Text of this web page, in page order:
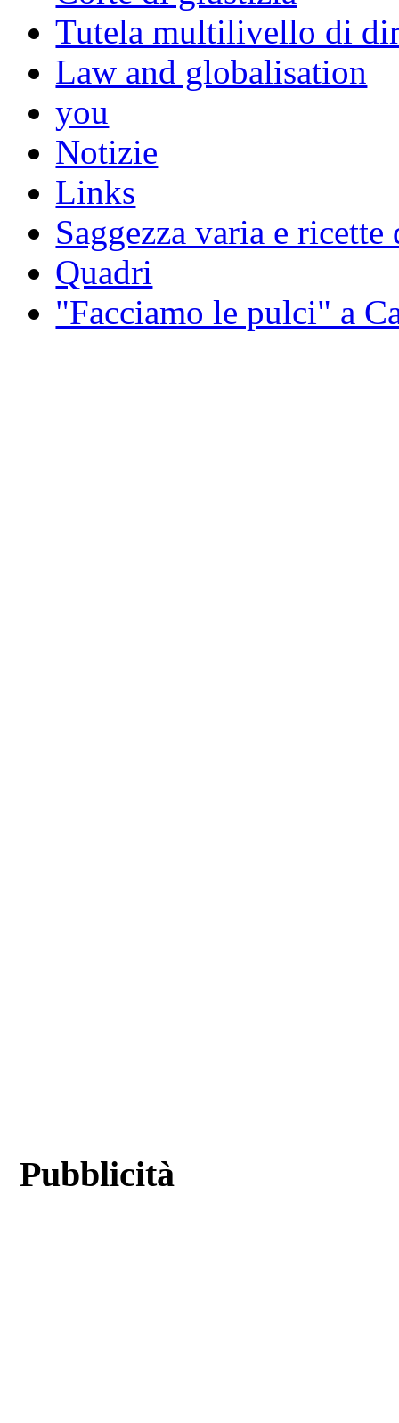
Tutela multilivello di
Law and globalisation
you
Notizie
Links
Saggezza varia e
Quadri
"Facciamo le pulci" a
Pubblicità